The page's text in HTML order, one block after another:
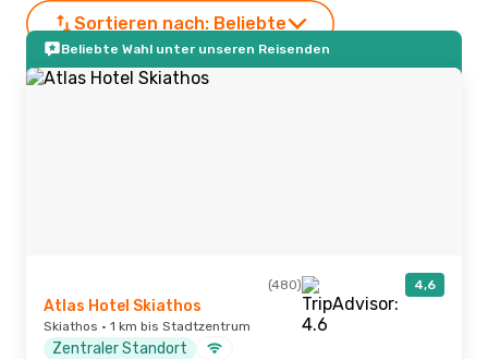
Sortieren nach: Beliebte
Beliebte Wahl unter unseren Reisenden
(480) 4,6
Atlas Hotel Skiathos
Skiathos · 1 km bis Stadtzentrum
Zentraler Standort